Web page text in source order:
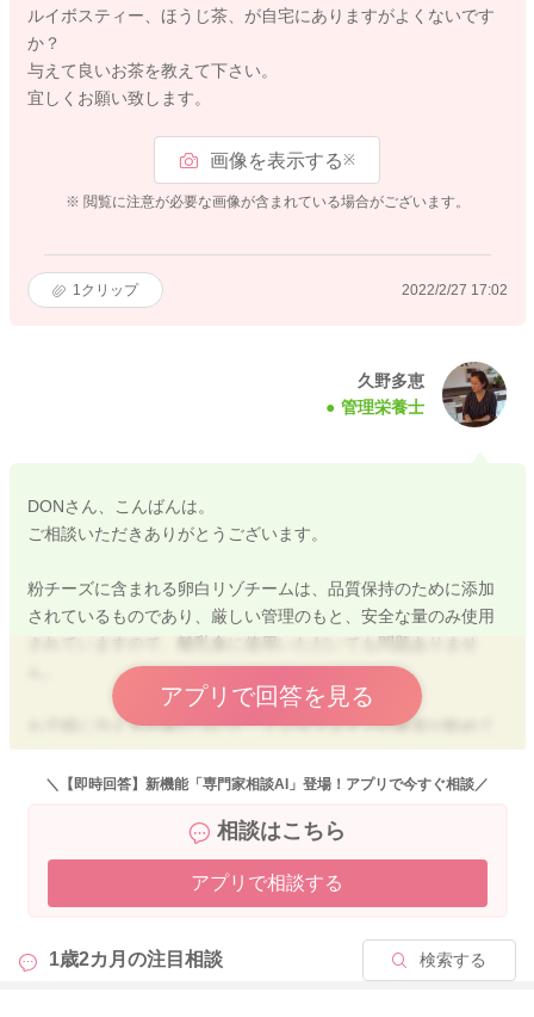
ルイボスティー、ほうじ茶、が自宅にありますがよくないです
か？
与えて良いお茶を教えて下さい。
宜しくお願い致します。
画像を表示する※
※ 閲覧に注意が必要な画像が含まれている場合がございます。
1 クリップ 2022/2/27 17:02
久野多恵
管理栄養士
DONさん、こんばんは。
ご相談いただきありがとうございます。
粉チーズに含まれる卵白リゾチームは、品質保持のために添加
されているものであり、厳しい管理のもと、安全な量のみ使用
されていますので、離乳食に使用いただいても問題ありませ
お子様に与えるお茶について、ノンカフェインの麦茶が飲めて
いれば、その他のお茶をあえて飲ませることもないのかなとは
思います。 今後の生活においても麦茶が一番活躍すると思い
ンの含まれるほうじ茶に慣れさせなくても良いように思います
よ。
とであれば、ルイボスティーや幼児用のほうじ茶や玄米茶、ト
ウモロコシ茶等をお勧めすることはありますが、今後も麦茶で
アプリで回答を見る
＼【即時回答】新機能「専門家相談AI」登場！アプリで今すぐ相談／
相談はこちら
アプリで相談する
1歳2カ月の注目相談 検索する